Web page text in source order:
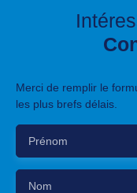
Merci de remplir le
les plus brefs délais.
Prénom
Nom